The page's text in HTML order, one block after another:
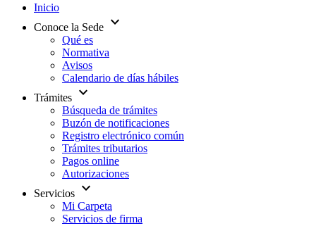
Inicio
Conoce la Sede expand_more
Qué es
Normativa
Avisos
Calendario de días hábiles
Trámites expand_more
Búsqueda de trámites
Buzón de notificaciones
Registro electrónico común
Trámites tributarios
Pagos online
Autorizaciones
Servicios expand_more
Mi Carpeta
Servicios de firma